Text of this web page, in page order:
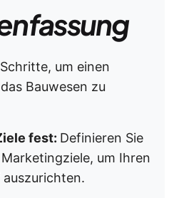
um einen
Bauwesen zu
fest: Definieren Sie
um Ihren